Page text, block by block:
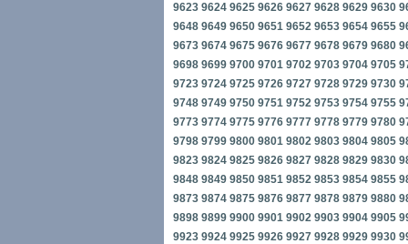
9623 9624 9625 9626 9627 9628 9629 9630
9648 9649 9650 9651 9652 9653 9654 9655
9673 9674 9675 9676 9677 9678 9679 9680
9698 9699 9700 9701 9702 9703 9704 9705
9723 9724 9725 9726 9727 9728 9729 9730
9748 9749 9750 9751 9752 9753 9754 9755
9773 9774 9775 9776 9777 9778 9779 9780
9798 9799 9800 9801 9802 9803 9804 9805
9823 9824 9825 9826 9827 9828 9829 9830
9848 9849 9850 9851 9852 9853 9854 9855
9873 9874 9875 9876 9877 9878 9879 9880
9898 9899 9900 9901 9902 9903 9904 9905
9923 9924 9925 9926 9927 9928 9929 9930